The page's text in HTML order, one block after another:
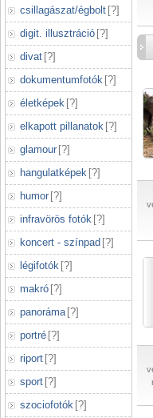
csillagászat/égbolt [?]
digit. illusztráció [?]
divat [?]
dokumentumfotók [?]
életképek [?]
elkapott pillanatok [?]
glamour [?]
hangulatképek [?]
humor [?]
infravörös fotók [?]
koncert - színpad [?]
légifotók [?]
makró [?]
panoráma [?]
portré [?]
riport [?]
sport [?]
szociofotók [?]